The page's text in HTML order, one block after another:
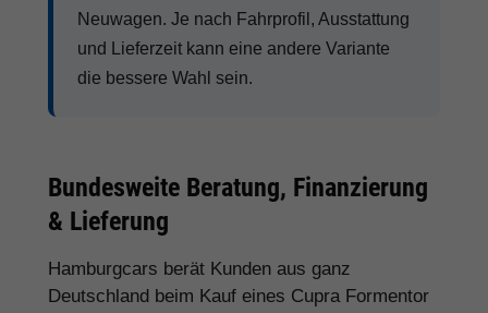
Neuwagen. Je nach Fahrprofil, Ausstattung
und Lieferzeit kann eine andere Variante
die bessere Wahl sein.
Bundesweite Beratung, Finanzierung
& Lieferung
Hamburgcars berät Kunden aus ganz
Deutschland beim Kauf eines Cupra Formentor